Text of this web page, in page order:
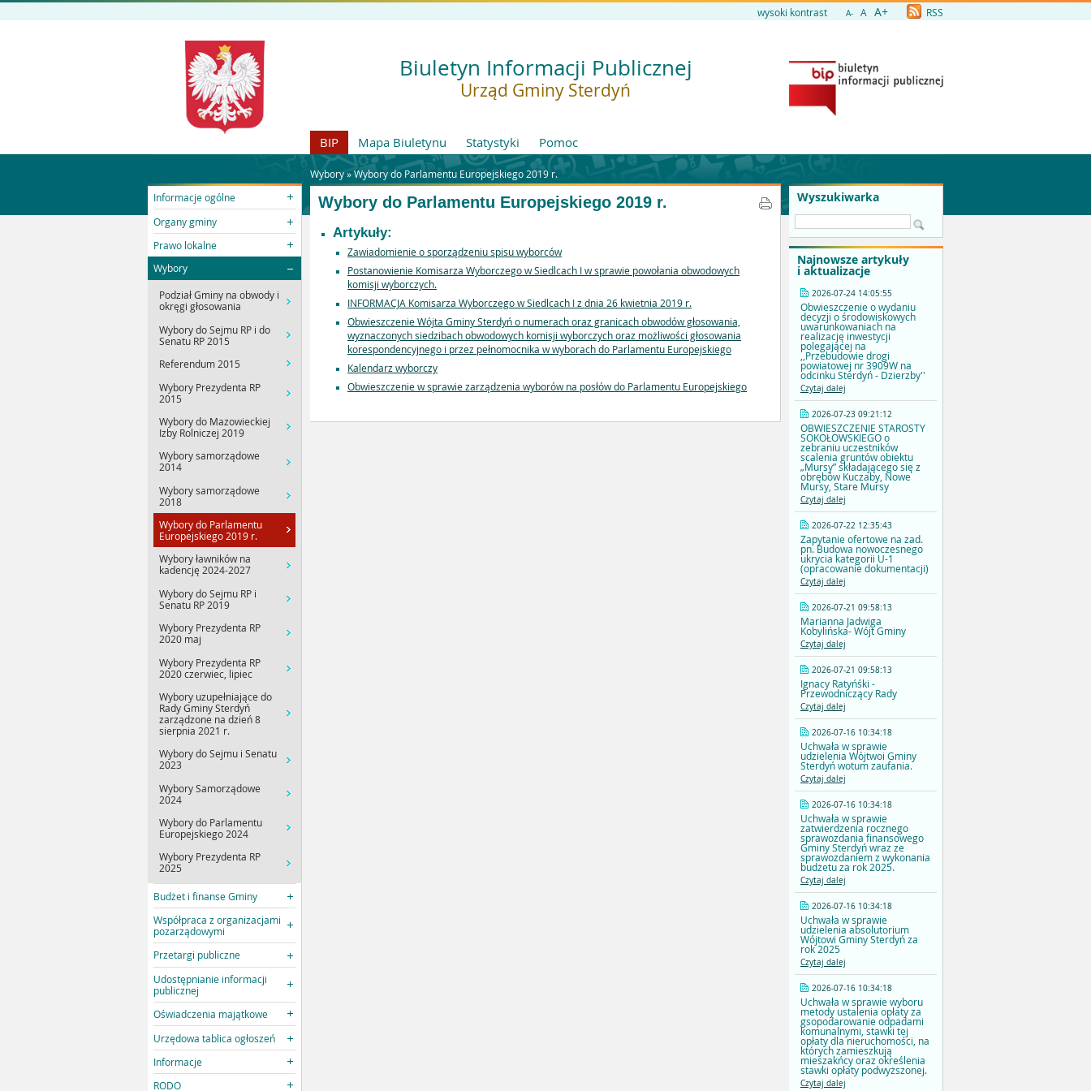
wysoki kontrast A- A A+ RSS
Biuletyn Informacji Publicznej
Urząd Gminy Sterdyń
BIP Mapa Biuletynu Statystyki Pomoc
Wybory »Wybory do Parlamentu Europejskiego 2019 r.
Informacje ogólne
Organy gminy
Prawo lokalne
Wybory
Podział Gminy na obwody i
okręgi głosowania
Wybory do Sejmu RP i do
Senatu RP 2015
Referendum 2015
Wybory Prezydenta RP
2015
Wybory do Mazowieckiej
Izby Rolniczej 2019
Wybory samorządowe
2014
Wybory samorządowe
2018
Wybory do Parlamentu
Europejskiego 2019 r.
Wybory ławników na
kadencję 2024-2027
Wybory do Sejmu RP i
Senatu RP 2019
Wybory Prezydenta RP
2020 maj
Wybory Prezydenta RP
2020 czerwiec, lipiec
Wybory uzupełniające do
Rady Gminy Sterdyń
zarządzone na dzień 8
sierpnia 2021 r.
Wybory do Sejmu i Senatu
2023
Wybory Samorządowe
2024
Wybory do Parlamentu
Europejskiego 2024
Wybory Prezydenta RP
2025
Budżet i finanse Gminy
Współpraca z organizacjami
pozarządowymi
Przetargi publiczne
Udostępnianie informacji
publicznej
Oświadczenia majątkowe
Urzędowa tablica ogłoszeń
Informacje
RODO
Wyszukiwarka
Najnowsze artykuły
i aktualizacje
2026-07-24 14:05:55
Obwieszczenie o wydaniu
decyzji o środowiskowych
uwarunkowaniach na
realizację inwestycji
polegającej na
,,Przebudowie drogi
powiatowej nr 3909W na
odcinku Sterdyń - Dzierzby''
Czytaj dalej
2026-07-23 09:21:12
OBWIESZCZENIE STAROSTY
SOKOŁOWSKIEGO o
zebraniu uczestników
scalenia gruntów obiektu
„Mursy” składającego się z
obrębów Kuczaby, Nowe
Mursy, Stare Mursy
Czytaj dalej
2026-07-22 12:35:43
Zapytanie ofertowe na zad.
pn. Budowa nowoczesnego
ukrycia kategorii U-1
(opracowanie dokumentacji)
Czytaj dalej
2026-07-21 09:58:13
Marianna Jadwiga
Kobylińska- Wójt Gminy
Czytaj dalej
2026-07-21 09:58:13
Ignacy Ratyńśki -
Przewodniczący Rady
Czytaj dalej
2026-07-16 10:34:18
Uchwała w sprawie
udzielenia Wójtwoi Gminy
Sterdyń wotum zaufania.
Czytaj dalej
2026-07-16 10:34:18
Uchwała w sprawie
zatwierdzenia rocznego
sprawozdania finansowego
Gminy Sterdyń wraz ze
sprawozdaniem z wykonania
budżetu za rok 2025.
Czytaj dalej
2026-07-16 10:34:18
Uchwała w sprawie
udzielenia absolutorium
Wójtowi Gminy Sterdyń za
rok 2025
Czytaj dalej
2026-07-16 10:34:18
Uchwała w sprawie wyboru
metody ustalenia opłaty za
gsopodarowanie odpadami
komunalnymi, stawki tej
opłaty dla nieruchomości, na
których zamieszkują
mieszakńcy oraz określenia
stawki opłaty podwyższonej.
Czytaj dalej
Wybory do Parlamentu Europejskiego 2019 r.
Artykuły:
Zawiadomienie o sporządzeniu spisu wyborców
Postanowienie Komisarza Wyborczego w Siedlcach I w sprawie powołania obwodowych
komisji wyborczych.
INFORMACJA Komisarza Wyborczego w Siedlcach I z dnia 26 kwietnia 2019 r.
Obwieszczenie Wójta Gminy Sterdyń o numerach oraz granicach obwodów głosowania,
wyznaczonych siedzibach obwodowych komisji wyborczych oraz możliwości głosowania
korespondencyjnego i przez pełnomocnika w wyborach do Parlamentu Europejskiego
Kalendarz wyborczy
Obwieszczenie w sprawie zarządzenia wyborów na posłów do Parlamentu Europejskiego